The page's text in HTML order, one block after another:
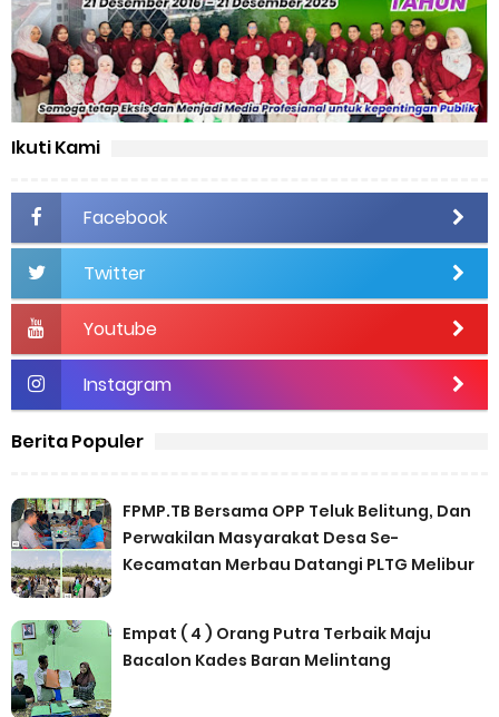
Ikuti Kami
Facebook
Twitter
Youtube
Instagram
Berita Populer
FPMP.TB Bersama OPP Teluk Belitung, Dan
Perwakilan Masyarakat Desa Se-
Kecamatan Merbau Datangi PLTG Melibur
Empat ( 4 ) Orang Putra Terbaik Maju
Bacalon Kades Baran Melintang